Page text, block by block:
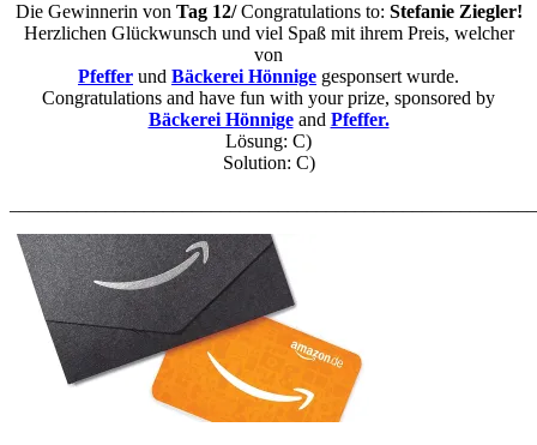
Die Gewinnerin von Tag 12/Congratulations to: Stefanie Ziegler!
Herzlichen Glückwunsch und viel Spaß mit ihrem Preis, welcher
von
Pfeffer und Bäckerei Hönnige gesponsert wurde.
Congratulations and have fun with your prize, sponsored by
Bäckerei Hönnigeand Pfeffer.
Lösung: C)
Solution: C)